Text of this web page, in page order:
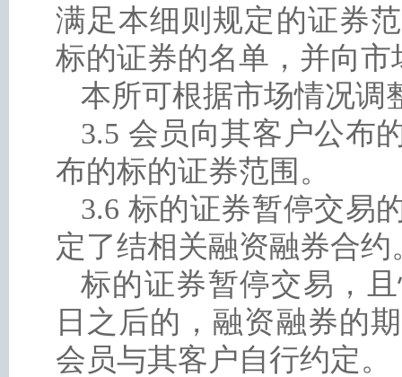
满足本细则规定的证券
标的证券的名单，并向市
本所可根据市场情况调
3.5 会员向其客户公布
布的标的证券范围。
3.6 标的证券暂停交易
定了结相关融资融券合约
标的证券暂停交易，
日之后的，融资融券的
会员与其客户自行约定。